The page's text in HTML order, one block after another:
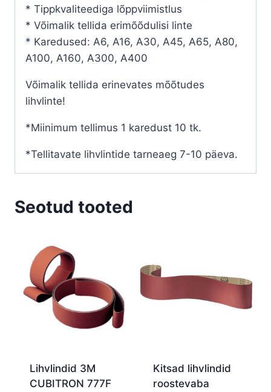
* Tippkvaliteediga lõppviimistlus
* Võimalik tellida erimõõdulisi linte
* Karedused: A6, A16, A30, A45, A65, A80,
A100, A160, A300, A400
Võimalik tellida erinevates mõõtudes
lihvlinte!
*Miinimum tellimus 1 karedust 10 tk.
*Tellitavate lihvlintide tarneaeg 7-10 päeva.
Seotud tooted
Lihvlindid 3M
CUBITRON 777F
Kitsad lihvlindid
roostevaba